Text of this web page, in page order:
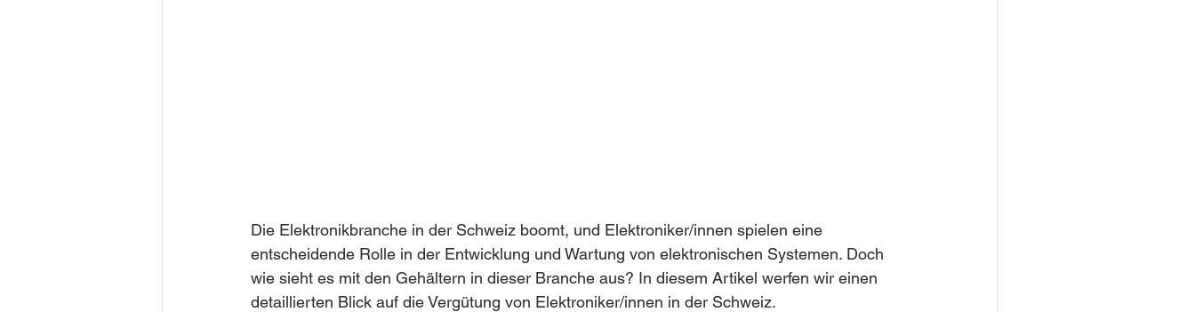
Die Elektronikbranche in der Schweiz boomt, und Elektroniker/innen spielen eine
entscheidende Rolle in der Entwicklung und Wartung von elektronischen Systemen. Doch
wie sieht es mit den Gehältern in dieser Branche aus? In diesem Artikel werfen wir einen
detaillierten Blick auf die Vergütung von Elektroniker/innen in der Schweiz.